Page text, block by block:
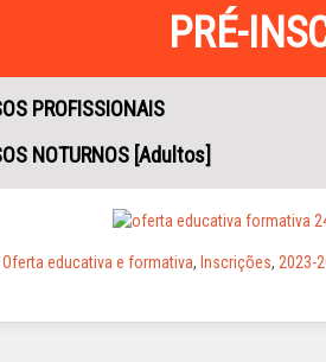
PRÉ-
PROFISSIONAIS
NOTURNOS [Adultos]
Oferta educativa e formativa, Inscrições, 2023-